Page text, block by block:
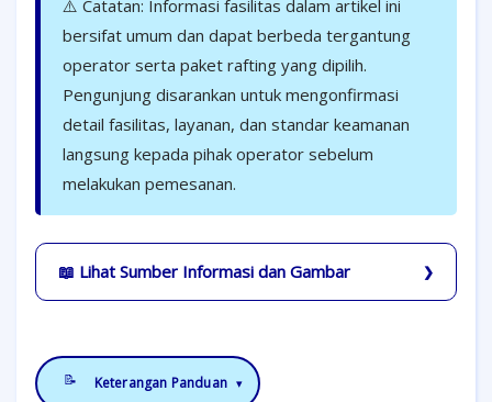
⚠️ Catatan: Informasi fasilitas dalam artikel ini
bersifat umum dan dapat berbeda tergantung
operator serta paket rafting yang dipilih.
Pengunjung disarankan untuk mengonfirmasi
detail fasilitas, layanan, dan standar keamanan
langsung kepada pihak operator sebelum
melakukan pemesanan.
📖 Lihat Sumber Informasi dan Gambar
📝 Keterangan Panduan ▾